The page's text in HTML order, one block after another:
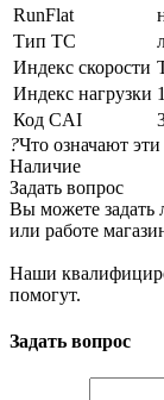
RunFlat
Тип ТС
Индекс скорости
Индекс нагрузки
Код CAI
?Что означают
Наличие
Задать вопрос
Вы можете задать
или работе
Наши
помогут.
Задать вопрос